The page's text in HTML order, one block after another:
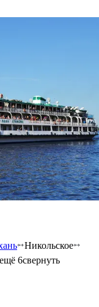
Никольское
6свернуть